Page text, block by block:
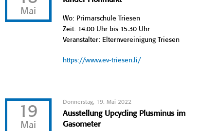
Mai
Wo: Primarschule Triesen
Zeit: 14.00 Uhr bis 15.30 Uhr
Veranstalter: Elternvereinigung Triesen
https://www.ev-triesen.li/
19
Mai
Donnerstag, 19. Mai 2022
Ausstellung Upcycling Plusminus im
Gasometer